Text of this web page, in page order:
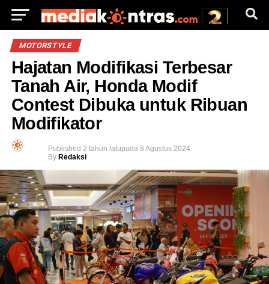
MOTORSTYLE
Hajatan Modifikasi Terbesar
Tanah Air, Honda Modif
Contest Dibuka untuk Ribuan
Modifikator
Published 2 tahun lalupada 8 Agustus 2024
By Redaksi